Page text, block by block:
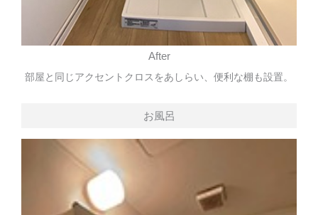
After
部屋と同じアクセントクロスをあしらい、便利な棚も設置。
お風呂